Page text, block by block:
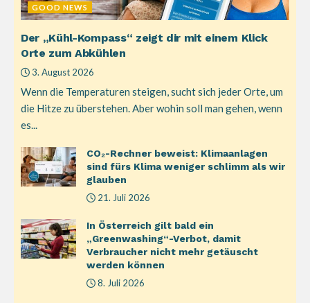
GOOD NEWS
Der „Kühl-Kompass“ zeigt dir mit einem Klick
Orte zum Abkühlen
3. August 2026
Wenn die Temperaturen steigen, sucht sich jeder Orte, um
die Hitze zu überstehen. Aber wohin soll man gehen, wenn
es...
CO₂-Rechner beweist: Klimaanlagen
sind fürs Klima weniger schlimm als wir
glauben
21. Juli 2026
In Österreich gilt bald ein
„Greenwashing“-Verbot, damit
Verbraucher nicht mehr getäuscht
werden können
8. Juli 2026